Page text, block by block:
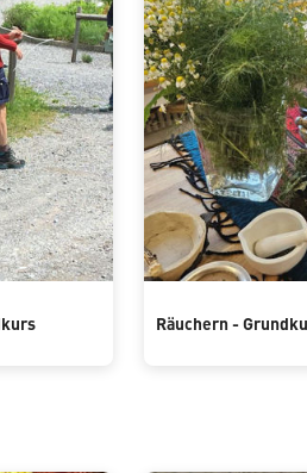
Räuchern -